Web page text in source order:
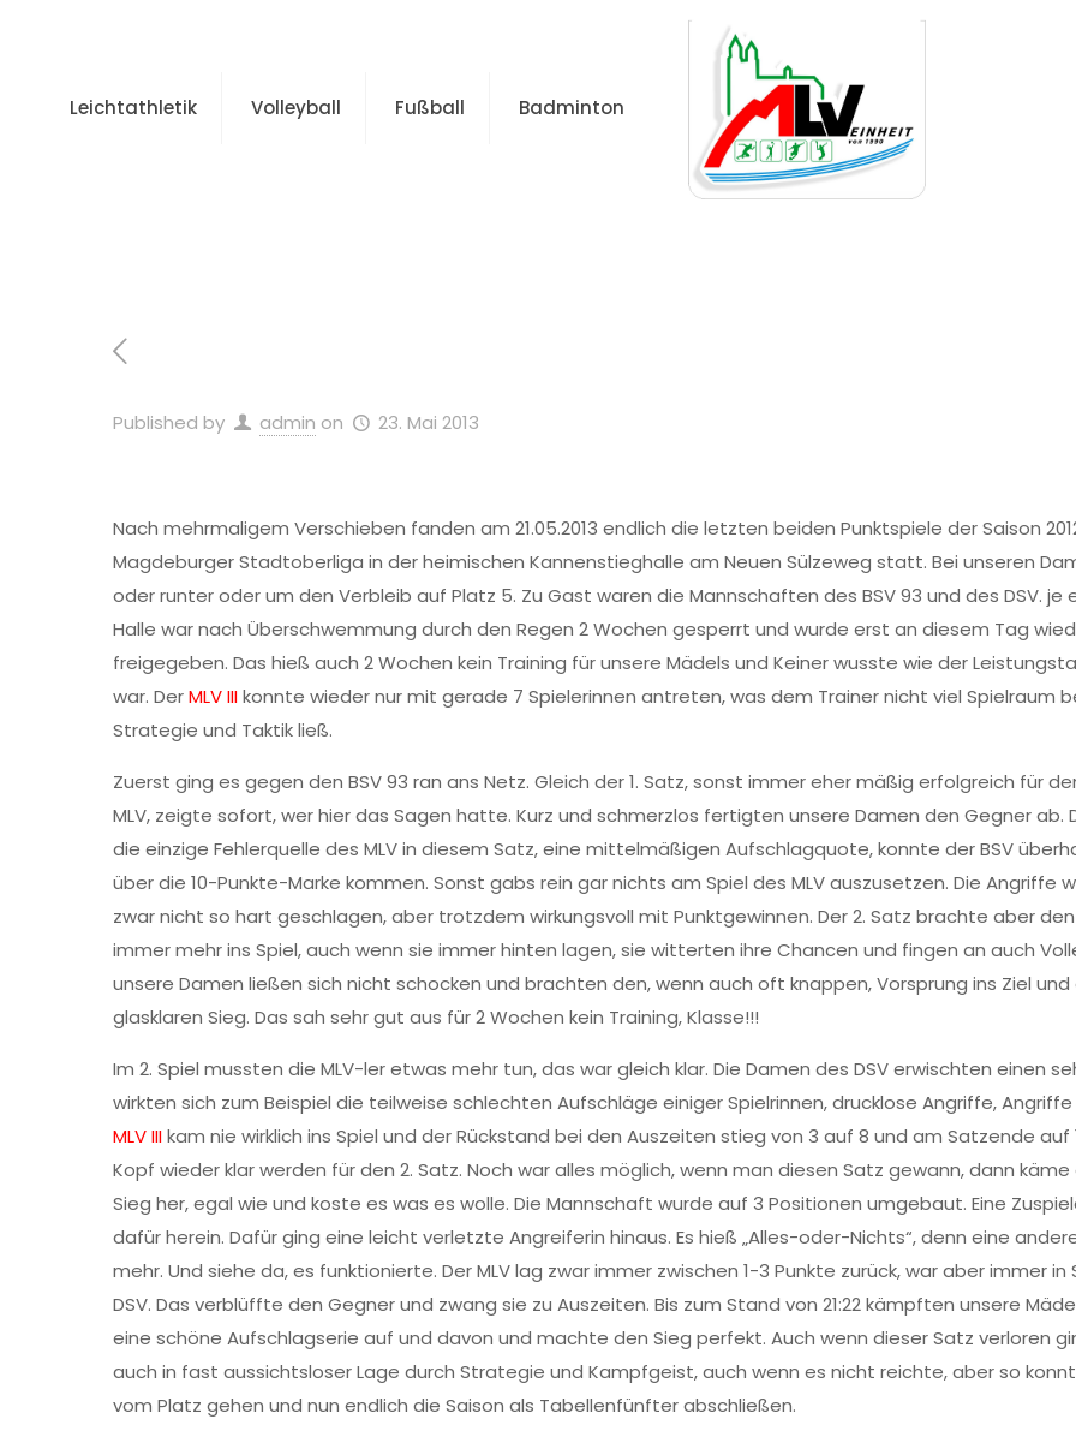
Leichtathletik Volleyball Fußball Badminton
Published by admin on 23. Mai 2013
Nach mehrmaligem Verschieben fanden am 21.05.2013 endlich die letzten beiden Punktspiele der Saison
Magdeburger Stadtoberliga in der heimischen Kannenstieghalle am Neuen Sülzeweg statt. Bei unseren
oder runter oder um den Verbleib auf Platz 5. Zu Gast waren die Mannschaften des BSV 93 und des DSV. je
Halle war nach Überschwemmung durch den Regen 2 Wochen gesperrt und wurde erst an diesem Tag
freigegeben. Das hieß auch 2 Wochen kein Training für unsere Mädels und Keiner wusste wie der
war. DerMLV IIIkonnte wieder nur mit gerade 7 Spielerinnen antreten, was dem Trainer nicht viel Spielraum
Strategie und Taktik ließ.
Zuerst ging es gegen den BSV 93 ran ans Netz. Gleich der 1. Satz, sonst immer eher mäßig erfolgreich für
MLV, zeigte sofort, wer hier das Sagen hatte. Kurz und schmerzlos fertigten unsere Damen den Gegner ab.
die einzige Fehlerquelle des MLV in diesem Satz, eine mittelmäßigen Aufschlagquote, konnte der BSV
über die 10-Punkte-Marke kommen. Sonst gabs rein gar nichts am Spiel des MLV auszusetzen. Die Angriffe
zwar nicht so hart geschlagen, aber trotzdem wirkungsvoll mit Punktgewinnen. Der 2. Satz brachte aber den
immer mehr ins Spiel, auch wenn sie immer hinten lagen, sie witterten ihre Chancen und fingen an auch
unsere Damen ließen sich nicht schocken und brachten den, wenn auch oft knappen, Vorsprung ins Ziel
glasklaren Sieg. Das sah sehr gut aus für 2 Wochen kein Training, Klasse!!!
Im 2. Spiel mussten die MLV-ler etwas mehr tun, das war gleich klar. Die Damen des DSV erwischten einen
wirkten sich zum Beispiel die teilweise schlechten Aufschläge einiger Spielrinnen, drucklose Angriffe,
MLV IIIkam nie wirklich ins Spiel und der Rückstand bei den Auszeiten stieg von 3 auf 8 und am Satzende
Kopf wieder klar werden für den 2. Satz. Noch war alles möglich, wenn man diesen Satz gewann, dann
Sieg her, egal wie und koste es was es wolle. Die Mannschaft wurde auf 3 Positionen umgebaut. Eine
dafür herein. Dafür ging eine leicht verletzte Angreiferin hinaus. Es hieß „Alles-oder-Nichts“, denn eine
mehr. Und siehe da, es funktionierte. Der MLV lag zwar immer zwischen 1-3 Punkte zurück, war aber immer
DSV. Das verblüffte den Gegner und zwang sie zu Auszeiten. Bis zum Stand von 21:22 kämpften unsere
eine schöne Aufschlagserie auf und davon und machte den Sieg perfekt. Auch wenn dieser Satz verloren
auch in fast aussichtsloser Lage durch Strategie und Kampfgeist, auch wenn es nicht reichte, aber so
vom Platz gehen und nun endlich die Saison als Tabellenfünfter abschließen.